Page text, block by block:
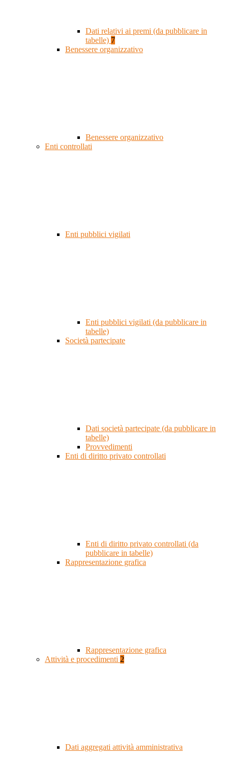
Dati relativi ai premi (da pubblicare in
tabelle) 7
Benessere organizzativo
Benessere organizzativo
Enti controllati
Enti pubblici vigilati
Enti pubblici vigilati (da pubblicare in
tabelle)
Società partecipate
Dati società partecipate (da pubblicare in
tabelle)
Provvedimenti
Enti di diritto privato controllati
Enti di diritto privato controllati (da
pubblicare in tabelle)
Rappresentazione grafica
Rappresentazione grafica
Attività e procedimenti 2
Dati aggregati attività amministrativa